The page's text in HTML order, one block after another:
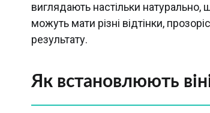
виглядають настільки натурально,
можуть мати різні відтінки,
результату.
Як встановлюють